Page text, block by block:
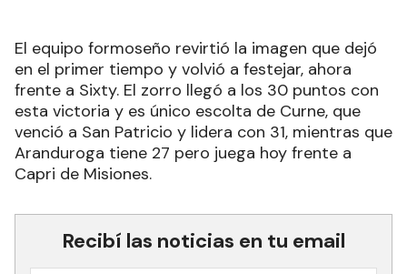
El equipo formoseño revirtió la imagen que dejó
en el primer tiempo y volvió a festejar, ahora
frente a Sixty. El zorro llegó a los 30 puntos con
esta victoria y es único escolta de Curne, que
venció a San Patricio y lidera con 31, mientras que
Aranduroga tiene 27 pero juega hoy frente a
Capri de Misiones.
Recibí las noticias en tu email